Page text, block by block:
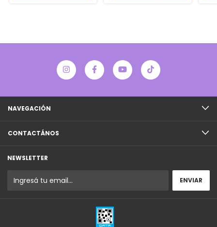
NAVEGACIÓN
CONTACTÁNOS
NEWSLETTER